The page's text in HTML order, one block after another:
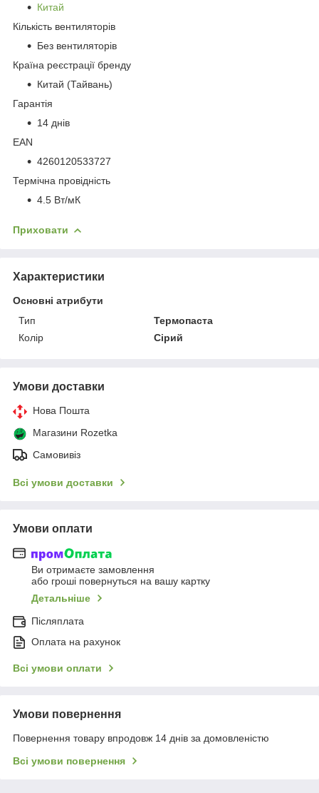
Китай
Кількість вентиляторів
Без вентиляторів
Країна реєстрації бренду
Китай (Тайвань)
Гарантія
14 днів
EAN
4260120533727
Термічна провідність
4.5 Вт/мК
Приховати
Характеристики
Основні атрибути
Тип
Термопаста
Колір
Сірий
Умови доставки
Нова Пошта
Магазини Rozetka
Самовивіз
Всі умови доставки
Умови оплати
Ви отримаєте замовлення
або гроші повернуться на вашу картку
Детальніше
Післяплата
Оплата на рахунок
Всі умови оплати
Умови повернення
Повернення товару впродовж 14 днів за домовленістю
Всі умови повернення